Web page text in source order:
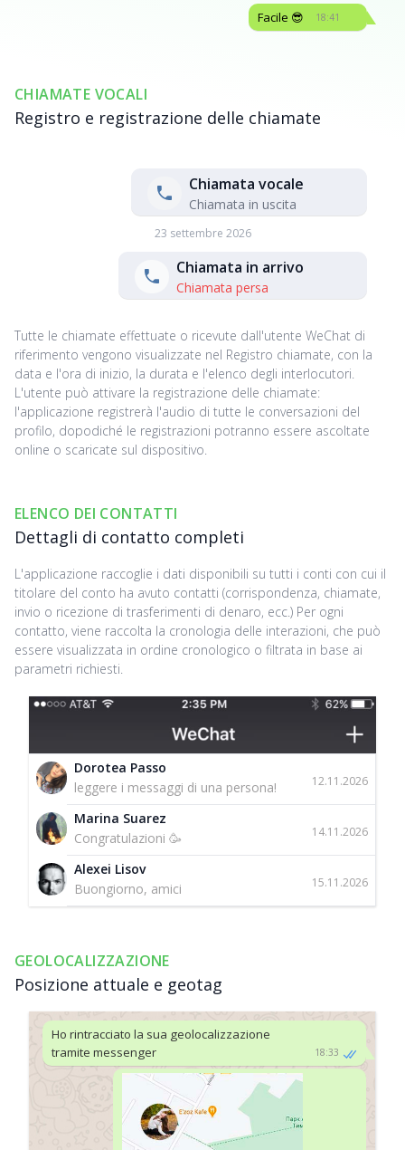
18:41
Facile 😎
CHIAMATE VOCALI
Registro e registrazione delle chiamate
Chiamata vocale
Chiamata in uscita
23 settembre 2026
Chiamata in arrivo
Chiamata persa
Tutte le chiamate effettuate o ricevute dall'utente WeChat di
riferimento vengono visualizzate nel Registro chiamate, con la
data e l'ora di inizio, la durata e l'elenco degli interlocutori.
L'utente può attivare la registrazione delle chiamate:
l'applicazione registrerà l'audio di tutte le conversazioni del
profilo, dopodiché le registrazioni potranno essere ascoltate
online o scaricate sul dispositivo.
ELENCO DEI CONTATTI
Dettagli di contatto completi
L'applicazione raccoglie i dati disponibili su tutti i conti con cui il
titolare del conto ha avuto contatti (corrispondenza, chiamate,
invio o ricezione di trasferimenti di denaro, ecc.) Per ogni
contatto, viene raccolta la cronologia delle interazioni, che può
essere visualizzata in ordine cronologico o filtrata in base ai
parametri richiesti.
Dorotea Passo
12.11.2026
leggere i messaggi di una persona!
Marina Suarez
14.11.2026
Congratulazioni 🥳
Alexei Lisov
15.11.2026
Buongiorno, amici
GEOLOCALIZZAZIONE
Posizione attuale e geotag
18:33
Ho rintracciato la sua geolocalizzazione
tramite messenger